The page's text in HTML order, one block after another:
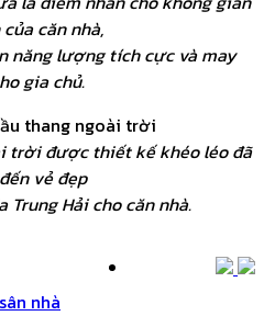
căn nhà,
năng lượng tích cực và may
gia chủ.
trời được thiết kế khéo léo đã
vẻ đẹp
Trung Hải cho căn nhà.
nhà